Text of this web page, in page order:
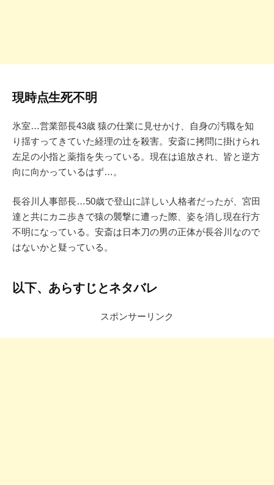
現時点生死不明
氷室…営業部長43歳 猿の仕業に見せかけ、自身の汚職を知
り揺すってきていた経理の辻を殺害。安斎に拷問に掛けられ
左足の小指と薬指を失っている。現在は追放され、皆と逆方
向に向かっているはず…。
長谷川人事部長…50歳で登山に詳しい人格者だったが、宮田
達と共にカニ歩きで猿の襲撃に遭った際、姿を消し現在行方
不明になっている。安斎は日本刀の男の正体が長谷川なので
はないかと疑っている。
以下、あらすじとネタバレ
スポンサーリンク